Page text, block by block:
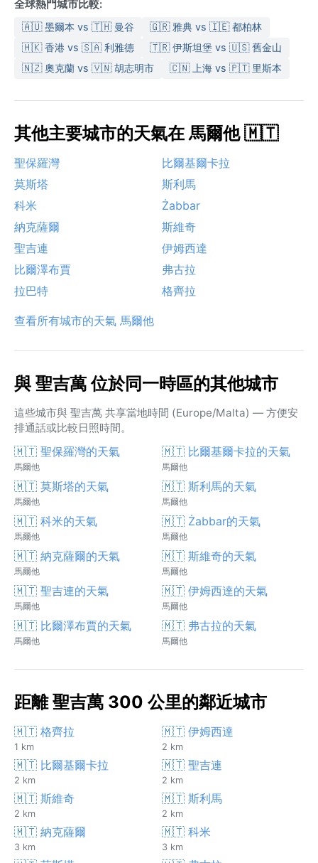
全球熱門城市比較:
🇦🇺 墨爾本 vs 🇹🇭 曼谷
🇬🇷 雅典 vs 🇮🇪 都柏林
🇭🇰 香港 vs 🇸🇦 利雅德
🇹🇷 伊斯坦堡 vs 🇺🇸 舊金山
🇳🇿 奧克蘭 vs 🇻🇳 胡志明市
🇨🇳 上海 vs 🇵🇹 里斯本
其他主要城市的天氣在 馬爾他 🇲🇹
聖保羅灣
比爾基爾卡拉
莫斯塔
斯利馬
科米
Żabbar
納克薩爾
斯維奇
聖吉連
伊姆西達
比爾澤布賈
弗古拉
拉巴特
格齊拉
查看所有城市的天氣 馬爾他
與 聖吉萬 位於同一時區的其他城市
這些城市與 聖吉萬 共享當地時間 (Europe/Malta) — 方便安
排通話或比較日照時間。
🇲🇹 聖保羅灣的天氣
馬爾他
🇲🇹 比爾基爾卡拉的天氣
馬爾他
🇲🇹 莫斯塔的天氣
馬爾他
🇲🇹 斯利馬的天氣
馬爾他
🇲🇹 科米的天氣
馬爾他
🇲🇹 Żabbar的天氣
馬爾他
🇲🇹 納克薩爾的天氣
馬爾他
🇲🇹 斯維奇的天氣
馬爾他
🇲🇹 聖吉連的天氣
馬爾他
🇲🇹 伊姆西達的天氣
馬爾他
🇲🇹 比爾澤布賈的天氣
馬爾他
🇲🇹 弗古拉的天氣
馬爾他
距離 聖吉萬 300 公里的鄰近城市
🇲🇹 格齊拉
1 km
🇲🇹 伊姆西達
2 km
🇲🇹 比爾基爾卡拉
2 km
🇲🇹 聖吉連
2 km
🇲🇹 斯維奇
2 km
🇲🇹 斯利馬
2 km
🇲🇹 納克薩爾
3 km
🇲🇹 科米
3 km